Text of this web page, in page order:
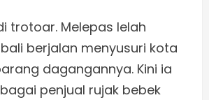
trotoar. Melepas lelah
berjalan menyusuri kota
dagangannya. Kini ia
penjual rujak bebek